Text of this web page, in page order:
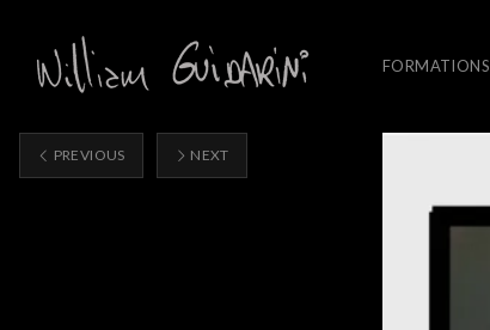
FORMATIONS
PREVIOUS NEXT